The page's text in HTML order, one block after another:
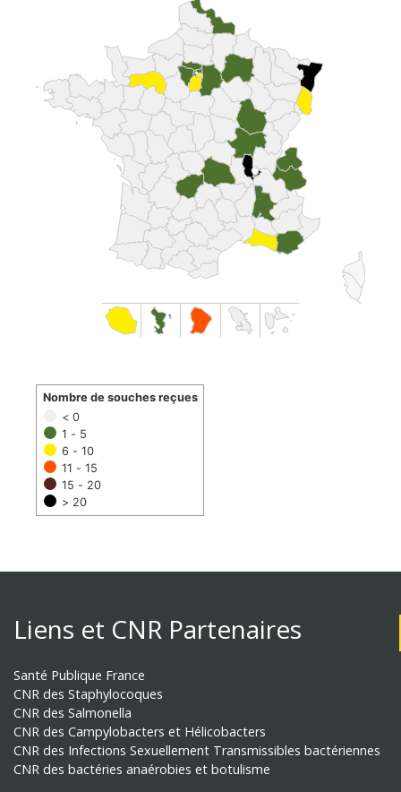
< 0
1 - 5
6 - 10
11 - 15
15 - 20
> 20
Nombre de souches reçues
Liens et CNR Partenaires
Santé Publique France
CNR des Staphylocoques
CNR des Salmonella
CNR des Campylobacters et Hélicobacters
CNR des Infections Sexuellement Transmissibles bactériennes
CNR des bactéries anaérobies et botulisme